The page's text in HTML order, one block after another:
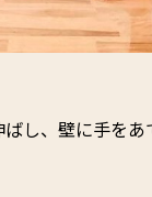
し、壁に手を